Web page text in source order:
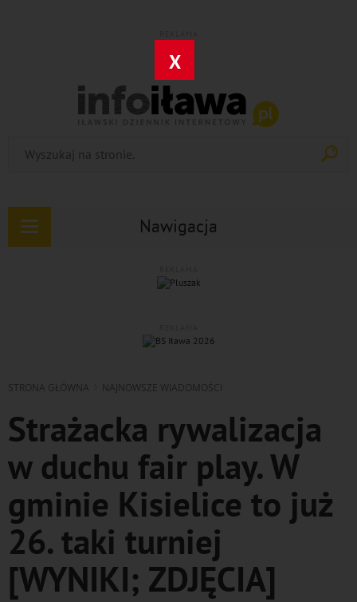
X
Nawigacja
Rozwiń
STRONA GŁÓWNA NAJNOWSZE WIADOMOŚCI
Strażacka rywalizacja
w duchu fair play. W
gminie Kisielice to już
26. taki turniej
[WYNIKI; ZDJĘCIA]